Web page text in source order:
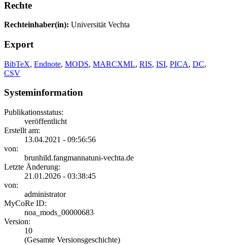
Rechte
Rechteinhaber(in): Universität Vechta
Export
BibTeX, Endnote, MODS, MARCXML, RIS, ISI, PICA, DC,
CSV
Systeminformation
Publikationsstatus:
veröffentlicht
Erstellt am:
13.04.2021 - 09:56:56
von:
brunhild.fangmannatuni-vechta.de
Letzte Änderung:
21.01.2026 - 03:38:45
von:
administrator
MyCoRe ID:
noa_mods_00000683
Version:
10
(Gesamte Versionsgeschichte)